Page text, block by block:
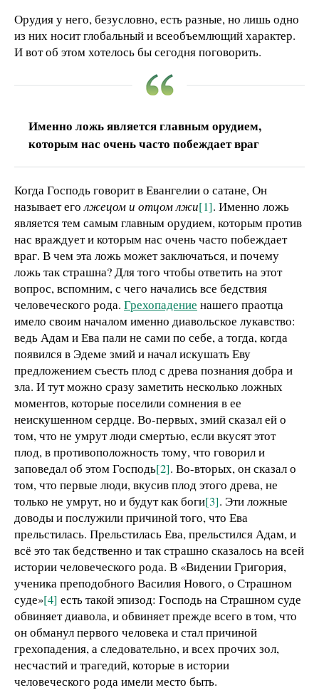
Орудия у него, безусловно, есть разные, но лишь одно
из них носит глобальный и всеобъемлющий характер.
И вот об этом хотелось бы сегодня поговорить.
Именно ложь является главным орудием,
которым нас очень часто побеждает враг
Когда Господь говорит в Евангелии о сатане, Он
называет еголжецом и отцом лжи[1]. Именно ложь
является тем самым главным орудием, которым против
нас враждует и которым нас очень часто побеждает
враг. В чем эта ложь может заключаться, и почему
ложь так страшна? Для того чтобы ответить на этот
вопрос, вспомним, с чего начались все бедствия
человеческого рода. Грехопадение нашего праотца
имело своим началом именно диавольское лукавство:
ведь Адам и Ева пали не сами по себе, а тогда, когда
появился в Эдеме змий и начал искушать Еву
предложением съесть плод с древа познания добра и
зла. И тут можно сразу заметить несколько ложных
моментов, которые поселили сомнения в ее
неискушенном сердце. Во-первых, змий сказал ей о
том, что не умрут люди смертью, если вкусят этот
плод, в противоположность тому, что говорил и
заповедал об этом Господь[2]. Во-вторых, он сказал о
том, что первые люди, вкусив плод этого древа, не
только не умрут, но и будут как боги[3]. Эти ложные
доводы и послужили причиной того, что Ева
прельстилась. Прельстилась Ева, прельстился Адам, и
всё это так бедственно и так страшно сказалось на всей
истории человеческого рода. В «Видении Григория,
ученика преподобного Василия Нового, о Страшном
суде»[4] есть такой эпизод: Господь на Страшном суде
обвиняет диавола, и обвиняет прежде всего в том, что
он обманул первого человека и стал причиной
грехопадения, а следовательно, и всех прочих зол,
несчастий и трагедий, которые в истории
человеческого рода имели место быть.